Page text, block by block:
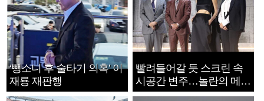
‘뺑소니 후 술타기 의혹’ 이
재룡 재판행
빨려들어갈 듯 스크린 속
시공간 변주…놀란의 메시
지는 ‘전쟁 속죄’